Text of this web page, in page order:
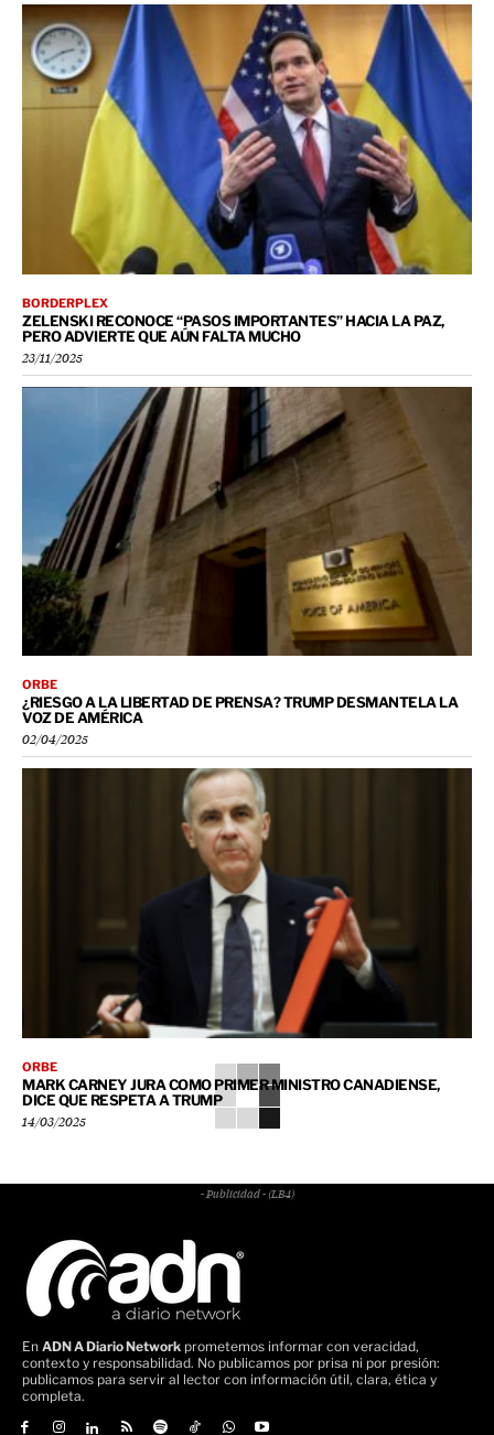
BORDERPLEX
ZELENSKI RECONOCE “PASOS IMPORTANTES” HACIA LA PAZ,
PERO ADVIERTE QUE AÚN FALTA MUCHO
23/11/2025
ORBE
¿RIESGO A LA LIBERTAD DE PRENSA? TRUMP DESMANTELA LA
VOZ DE AMÉRICA
02/04/2025
ORBE
MARK CARNEY JURA COMO PRIMER MINISTRO CANADIENSE,
DICE QUE RESPETA A TRUMP
14/03/2025
- Publicidad - (LB4)
En ADN A Diario Network prometemos informar con veracidad,
contexto y responsabilidad. No publicamos por prisa ni por presión:
publicamos para servir al lector con información útil, clara, ética y
completa.